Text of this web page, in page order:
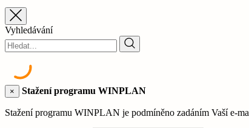
Vyhledávání
× Stažení programu WINPLAN
Stažení programu WINPLAN je podmíněno zadáním Vaší e-